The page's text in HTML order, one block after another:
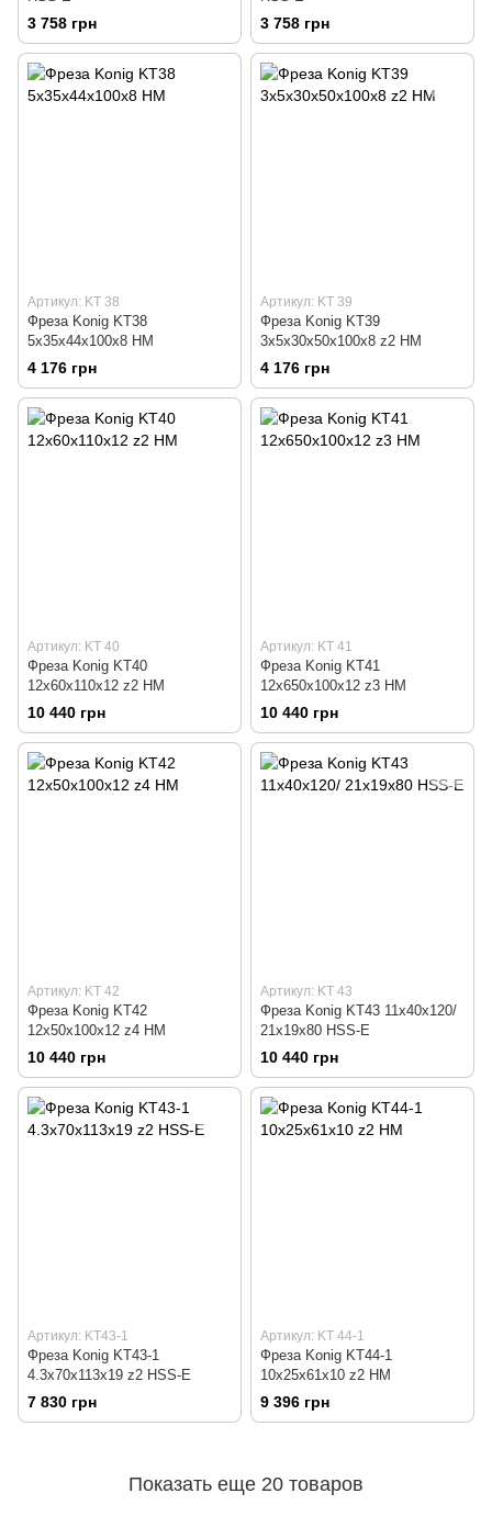
3 758 грн 3 758 грн
Артикул: KT 38
Фреза Konig KT38
5х35х44x100х8 HM
4 176 грн
Артикул: KT 39
Фреза Konig KT39
3x5х30х50x100х8 z2 HM
4 176 грн
Артикул: KT 40
Фреза Konig KT40
12х60х110х12 z2 HM
10 440 грн
Артикул: KT 41
Фреза Konig KT41
12х650х100х12 z3 HM
10 440 грн
Артикул: KT 42
Фреза Konig KT42
12х50х100х12 z4 HM
10 440 грн
Артикул: KT 43
Фреза Konig KT43 11х40х120/
21x19x80 HSS-E
10 440 грн
Артикул: KT43-1
Фреза Konig KT43-1
4.3х70х113x19 z2 HSS-E
7 830 грн
Артикул: KT 44-1
Фреза Konig KT44-1
10х25х61x10 z2 HM
9 396 грн
Показать еще 20 товаров